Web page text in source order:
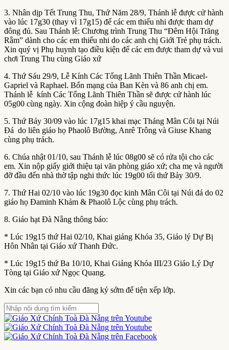
3. Nhân dịp Tết Trung Thu, Thứ Năm 28/9, Thánh lễ được cử hành
vào lúc 17g30 (thay vì 17g15) để các em thiếu nhi được tham dự
đông đủ. Sau Thánh lễ: Chương trình Trung Thu “Đêm Hội Trăng
Rằm” dành cho các em thiếu nhi do các anh chị Giới Trẻ phụ trách.
Xin quý vị Phụ huynh tạo điều kiện để các em được tham dự và vui
chơi Trung Thu cùng Giáo xứ
4. Thứ Sáu 29/9, Lễ Kính Các Tổng Lãnh Thiên Thần Micael-
Gapriel và Raphael. Bổn mạng của Ban Kèn và 86 anh chị em.
Thánh lễ kính Các Tổng Lãnh Thiên Thần sẽ được cử hành lúc
05g00 cùng ngày. Xin cộng đoàn hiệp ý cầu nguyện.
5. Thứ Bảy 30/09 vào lúc 17g15 khai mạc Tháng Mân Côi tại Núi
Đá do liên giáo họ Phaolô Bường, Anrê Trông và Giuse Khang
cùng phụ trách.
6. Chúa nhật 01/10, sau Thánh lễ lúc 08g00 sẽ có rửa tội cho các
em. Xin nộp giấy giới thiệu tại văn phòng giáo xứ; cha mẹ và người
đỡ đầu đến nhà thờ tập nghi thức lúc 19g00 tối thứ Bảy 30/9.
7. Thứ Hai 02/10 vào lúc 19g30 đọc kinh Mân Côi tại Núi đá do 02
giáo họ Đaminh Khảm & Phaolô Lộc cùng phụ trách.
8. Giáo hạt Đà Nẵng thông báo:
* Lúc 19g15 thứ Hai 02/10, Khai giảng Khóa 35, Giáo lý Dự Bị
Hôn Nhân tại Giáo xứ Thanh Đức.
* Lúc 19g15 thứ Ba 10/10, Khai Giảng Khóa III/23 Giáo Lý Dự
Tòng tại Giáo xứ Ngọc Quang.
Xin các bạn có nhu cầu đăng ký sớm để tiện xếp lớp.